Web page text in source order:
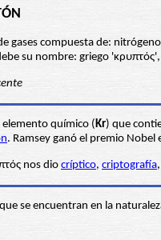
gases compuesta de:
su nombre: griego
elemento químico (Kr) que
. Ramsey ganó el premio
nos dio críptico, criptografía,
que se encuentran en la